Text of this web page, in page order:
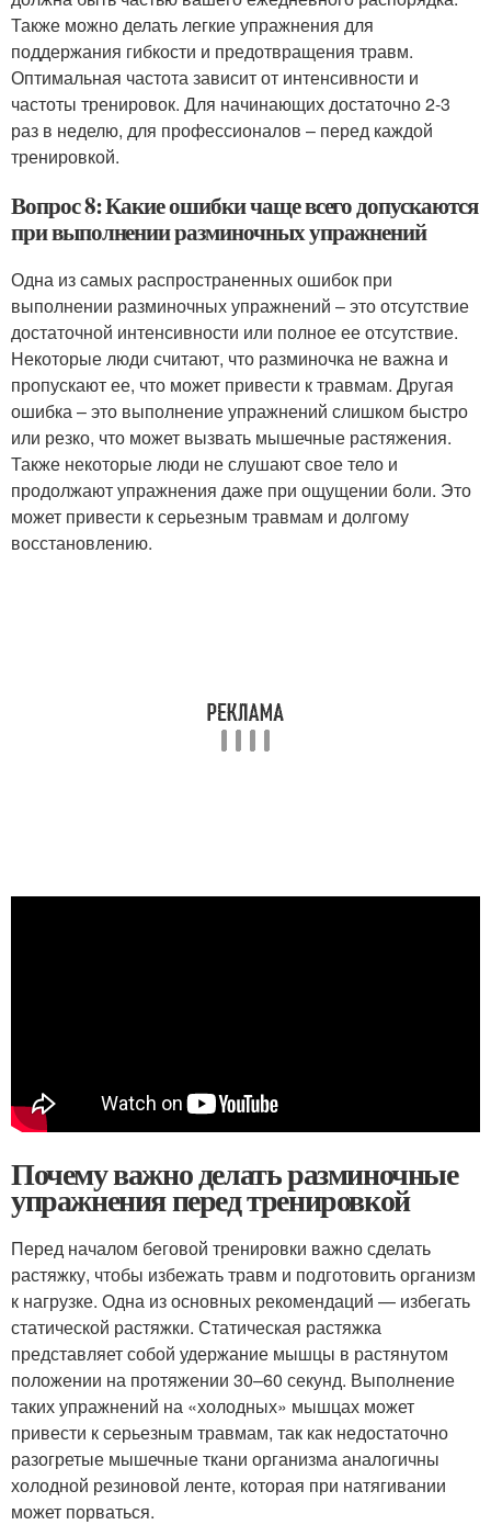
Также можно делать легкие упражнения для
поддержания гибкости и предотвращения травм.
Оптимальная частота зависит от интенсивности и
частоты тренировок. Для начинающих достаточно 2-3
раз в неделю, для профессионалов – перед каждой
тренировкой.
Вопрос 8: Какие ошибки чаще всего допускаются
при выполнении разминочных упражнений
Одна из самых распространенных ошибок при
выполнении разминочных упражнений – это отсутствие
достаточной интенсивности или полное ее отсутствие.
Некоторые люди считают, что разминочка не важна и
пропускают ее, что может привести к травмам. Другая
ошибка – это выполнение упражнений слишком быстро
или резко, что может вызвать мышечные растяжения.
Также некоторые люди не слушают свое тело и
продолжают упражнения даже при ощущении боли. Это
может привести к серьезным травмам и долгому
восстановлению.
Почему важно делать разминочные
упражнения перед тренировкой
Перед началом беговой тренировки важно сделать
растяжку, чтобы избежать травм и подготовить организм
к нагрузке. Одна из основных рекомендаций — избегать
статической растяжки. Статическая растяжка
представляет собой удержание мышцы в растянутом
положении на протяжении 30–60 секунд. Выполнение
таких упражнений на «холодных» мышцах может
привести к серьезным травмам, так как недостаточно
разогретые мышечные ткани организма аналогичны
холодной резиновой ленте, которая при натягивании
может порваться.